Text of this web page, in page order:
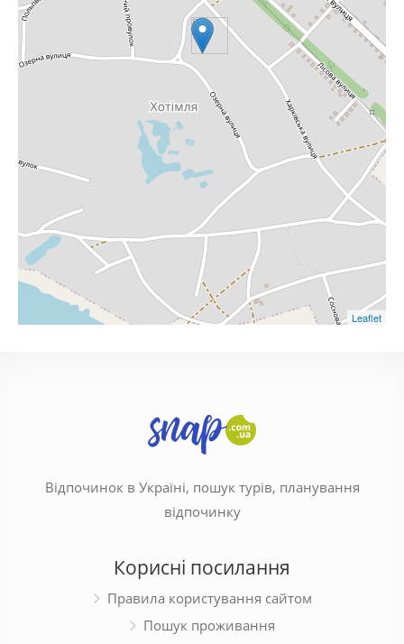
Leaflet
Відпочинок в Україні, пошук турів, планування
відпочинку
Корисні посилання
Правила користування сайтом
Пошук проживання